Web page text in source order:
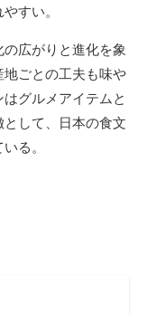
すい。
広がりと進化を象
ごとの工夫も味や
グルメアイテムと
して、日本の食文
る。